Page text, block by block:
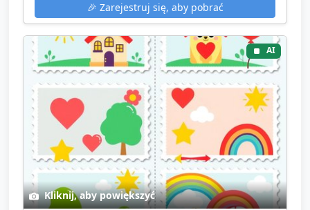
🎉 Zarejestruj się, aby pobrać
AI
Kliknij, aby powiększyć